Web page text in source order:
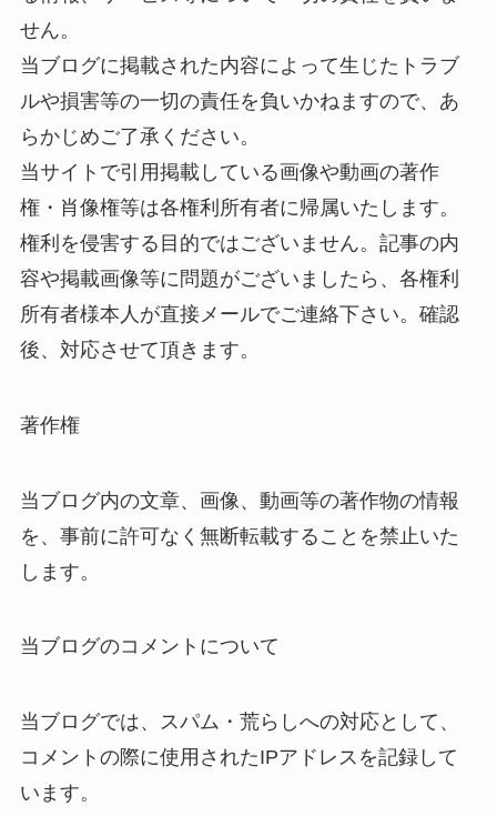
せん。
当ブログに掲載された内容によって生じたトラブ
ルや損害等の一切の責任を負いかねますので、あ
らかじめご了承ください。
当サイトで引用掲載している画像や動画の著作
権・肖像権等は各権利所有者に帰属いたします。
権利を侵害する目的ではございません。記事の内
容や掲載画像等に問題がございましたら、各権利
所有者様本人が直接メールでご連絡下さい。確認
後、対応させて頂きます。
著作権
当ブログ内の文章、画像、動画等の著作物の情報
を、事前に許可なく無断転載することを禁止いた
します。
当ブログのコメントについて
当ブログでは、スパム・荒らしへの対応として、
コメントの際に使用されたIPアドレスを記録して
います。